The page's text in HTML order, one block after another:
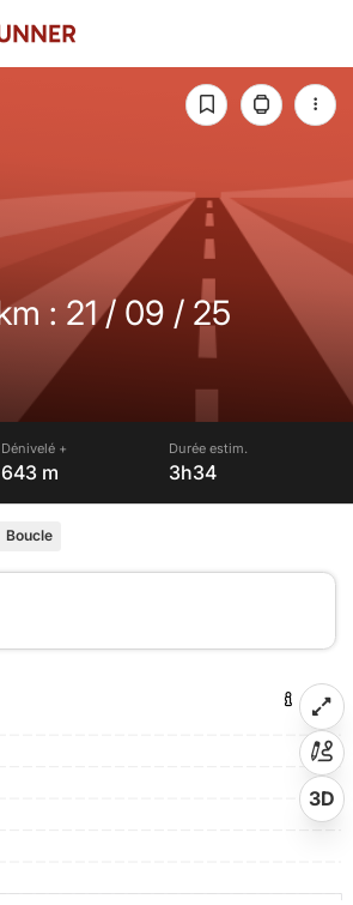
: 21 / 09 / 25
Dénivelé +
643 m
Durée estim.
3h34
Boucle
3D